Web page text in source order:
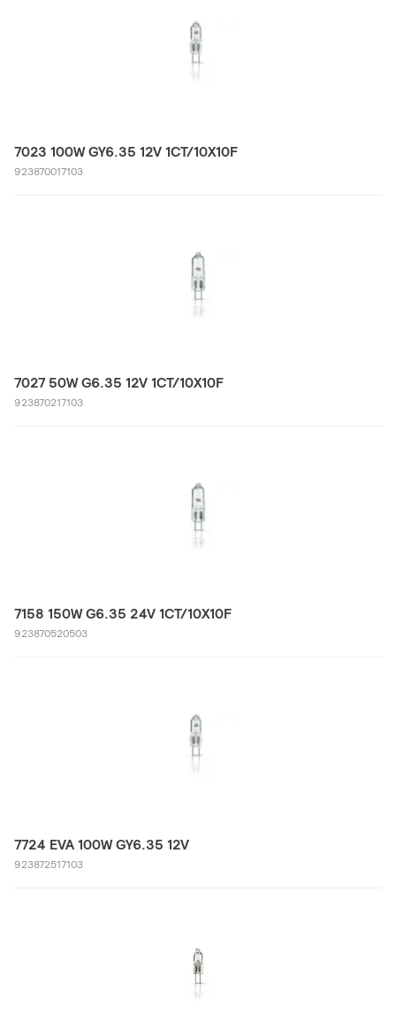
7023 100W GY6.35 12V 1CT/10X10F
923870017103
7027 50W G6.35 12V 1CT/10X10F
923870217103
7158 150W G6.35 24V 1CT/10X10F
923870520503
7724 EVA 100W GY6.35 12V
923872517103